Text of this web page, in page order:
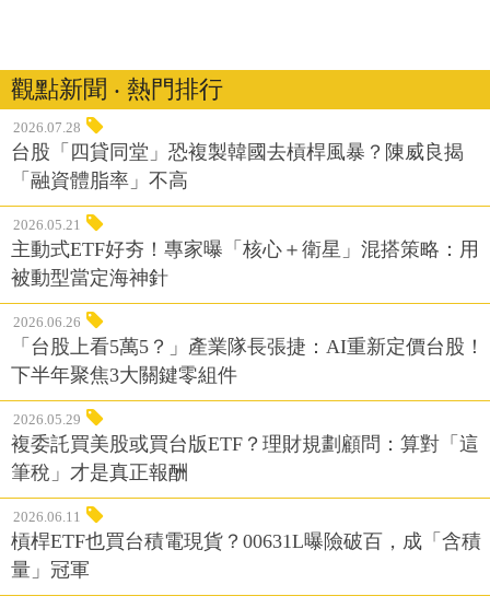
觀點新聞 ‧ 熱門排行
2026.07.28
台股「四貸同堂」恐複製韓國去槓桿風暴？陳威良揭
「融資體脂率」不高
2026.05.21
主動式ETF好夯！專家曝「核心＋衛星」混搭策略：用
被動型當定海神針
2026.06.26
「台股上看5萬5？」產業隊長張捷：AI重新定價台股！
下半年聚焦3大關鍵零組件
2026.05.29
複委託買美股或買台版ETF？理財規劃顧問：算對「這
筆稅」才是真正報酬
2026.06.11
槓桿ETF也買台積電現貨？00631L曝險破百，成「含積
量」冠軍